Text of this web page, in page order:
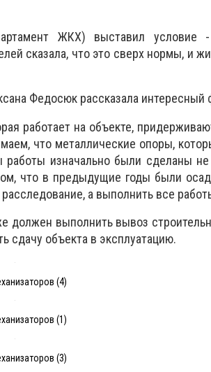
ЖКХ) выставил условие -
сказала, что это сверх нормы, и
Федосюк рассказала интересный
работает на объекте,
что металлические опоры,
изначально были сделаны
что в предыдущие годы были
а выполнить все
должен выполнить вывоз
сдачу объекта в эксплуатацию.
(4)
(1)
(3)